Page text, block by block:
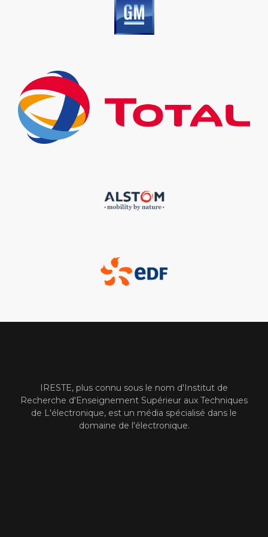
IRESTE, plus connu sous le nom d'Institut de
Recherche d'Enseignement Supérieur aux Techniques
de L'électronique, est un média spécialisé dans le
domaine de l'électronique.